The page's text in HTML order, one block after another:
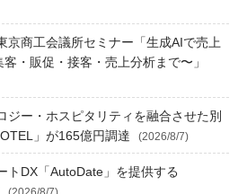
京商工会議所セミナー「生成AIで売上
・販促・接客・売上分析まで〜」
ジー・ホスピタリティを融合させた別
」が165億円調達
(2026/8/7)
トDX「AutoDate」を提供する